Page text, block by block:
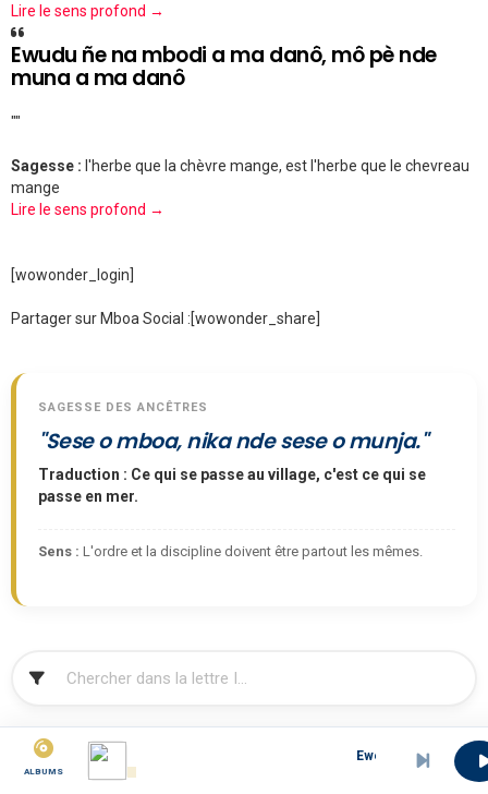
Lire le sens profond →
Ewudu ñe na mbodi a ma danô, mô pè nde
muna a ma danô
""
Sagesse : l'herbe que la chèvre mange, est l'herbe que le chevreau
mange
Lire le sens profond →
ALBUMS
Ewekedi (Rumba)-EBANDA
[wowonder_login]
Partager sur Mboa Social :[wowonder_share]
SAGESSE DES ANCÊTRES
"Sese o mboa, nika nde sese o munja."
Traduction : Ce qui se passe au village, c'est ce qui se
passe en mer.
Sens : L'ordre et la discipline doivent être partout les mêmes.
A C
O